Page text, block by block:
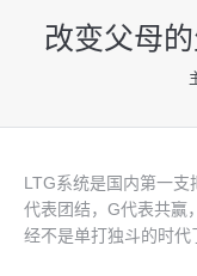
改变父母
LTG系统是国内第一
代表团结，G代表共赢
经不是单打独斗的时代